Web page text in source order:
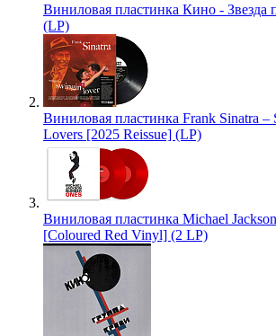
Виниловая пластинка Кино -
(LP)
Виниловая пластинка Frank Sinatra –
Lovers [2025 Reissue] (LP)
Виниловая пластинка Michael
[Coloured Red Vinyl] (2 LP)